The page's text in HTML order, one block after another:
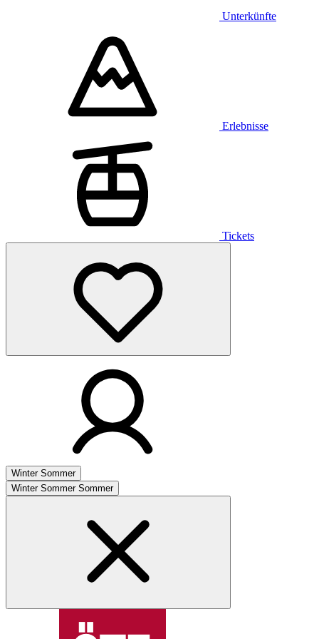
Unterkünfte
Erlebnisse
Tickets
Winter Sommer
Winter Sommer Sommer